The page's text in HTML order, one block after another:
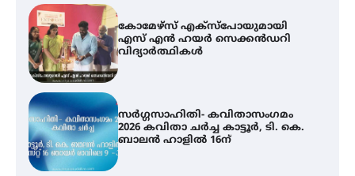
സർഗ്ഗസാഹിതി- കവിതാസംഗമം
2026 കവിതാ ചർച്ച കാട്ടൂർ, ടി. കെ.
ബാലൻ ഹാളിൽ 16ന്
ഇടത്തരം മഴയ്ക്കും കാറ്റിനും
സാധ്യത ഇരിങ്ങാലക്കുടയിൽ 4.4
മില്ലി മീറ്റർ മഴ ലഭിച്ചു